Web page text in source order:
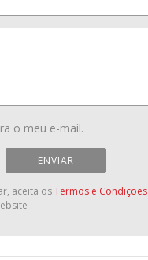
o meu e-mail.
ENVIAR
aceita osTermos e Condições